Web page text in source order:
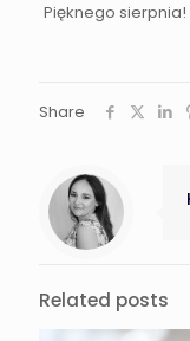
Pięknego sierpnia!
Share
Related posts